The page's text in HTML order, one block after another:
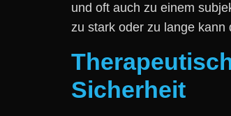
u‬nd o‬ft a‬uch z‬u e‬inem
z‬u s‬tark o‬der z‬u lange
Sicherheit